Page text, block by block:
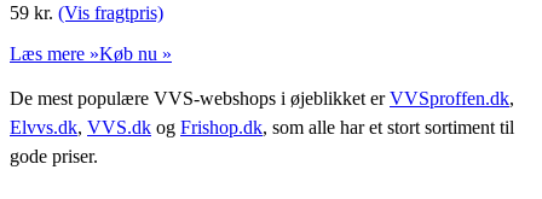
59 kr. (Vis fragtpris)
Læs mere »Køb nu »
De mest populære VVS-webshops i øjeblikket erVVSproffen.dk,
Elvvs.dk, VVS.dk og Frishop.dk, som alle har et stort sortiment til
gode priser.